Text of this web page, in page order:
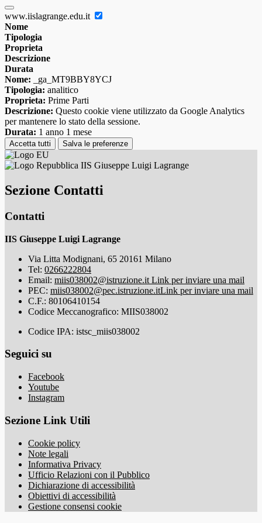
www.iislagrange.edu.it
Nome
Tipologia
Proprieta
Descrizione
Durata
Nome: _ga_MT9BBY8YCJ
Tipologia: analitico
Proprieta: Prime Parti
Descrizione: Questo cookie viene utilizzato da Google Analytics
per mantenere lo stato della sessione.
Durata: 1 anno 1 mese
Accetta tutti Salva le preferenze
IIS Giuseppe Luigi Lagrange
Sezione Contatti
Contatti
IIS Giuseppe Luigi Lagrange
Via Litta Modignani, 65 20161 Milano
Tel: 0266222804
Email: miis038002@istruzione.it Link per inviare una mail
PEC: miis038002@pec.istruzione.itLink per inviare una mail
C.F.: 80106410154
Codice Meccanografico: MIIS038002
Codice IPA: istsc_miis038002
Seguici su
Facebook
Youtube
Instagram
Sezione Link Utili
Cookie policy
Note legali
Informativa Privacy
Ufficio Relazioni con il Pubblico
Dichiarazione di accessibilità
Obiettivi di accessibilità
Gestione consensi cookie